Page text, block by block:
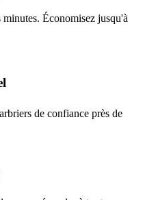
Économisez jusqu'à
de confiance près de